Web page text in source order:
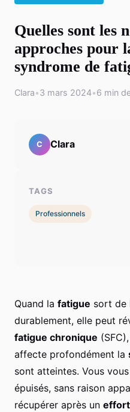
Quelles sont les
approches pour
syndrome de
Clara•3 mars 2024•6 min
Quand la fatigue sort de
durablement, elle peut
fatigue chronique
affecte profondément la
sont atteintes. Vous
épuisés, sans raison
récupérer après un effort
C Clara
TAGS
Professionnels